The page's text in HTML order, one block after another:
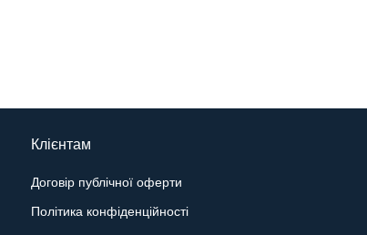
Клієнтам
Договір публічної оферти
Політика конфіденційності